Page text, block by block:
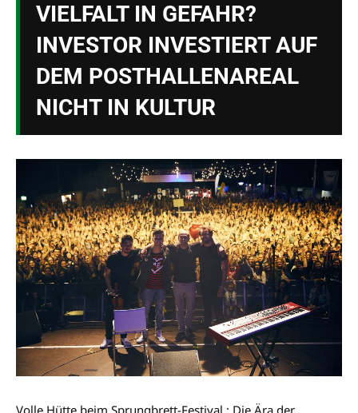
VIELFALT IN GEFAHR?
INVESTOR INVESTIERT AUF
DEM POSTHALLENAREAL
NICHT IN KULTUR
Volle Hütte beim Sprungbrett-Festival : Die Ära der